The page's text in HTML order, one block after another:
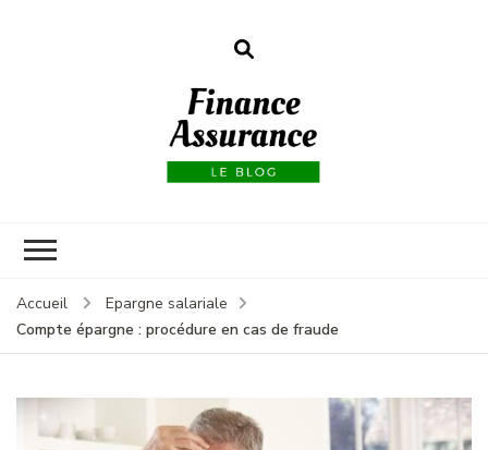
Accueil
Epargne salariale
Compte épargne : procédure en cas de fraude